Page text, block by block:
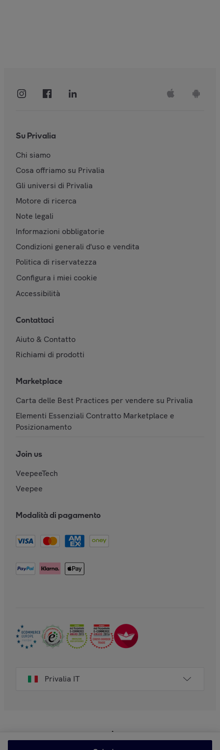
Su Privalia
Chi siamo
Cosa offriamo su Privalia
Gli universi di Privalia
Motore di ricerca
Note legali
Informazioni obbligatorie
Condizioni generali d'uso e vendita
Politica di riservatezza
Configura i miei cookie
Accessibilità
Contattaci
Aiuto & Contatto
Richiami di prodotti
Marketplace
Carta delle Best Practices per vendere su Privalia
Elementi Essenziali Contratto Marketplace e
Posizionamento
Join us
VeepeeTech
Veepee
Modalità di pagamento
Privalia IT